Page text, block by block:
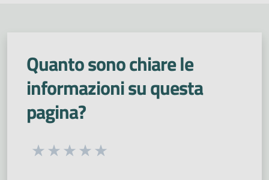
Quanto sono chiare le
informazioni su questa
pagina?
Seleziona una valutazione da 1 a 5 stelle